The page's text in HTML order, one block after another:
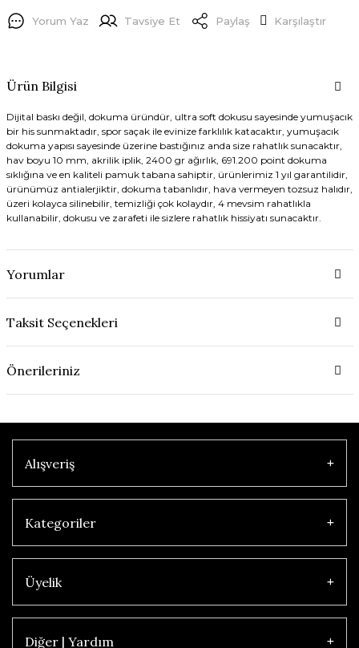
Yorum Yaz Tavsiye Et Paylaş Karşılaştır
Ürün Bilgisi
Dijital baskı değil, dokuma üründür, ultra soft dokusu sayesinde yumuşacık
bir his sunmaktadır, spor saçak ile evinize farklılık katacaktır, yumuşacık
dokuma yapısı sayesinde üzerine bastığınız anda size rahatlık sunacaktır,
hav boyu 10 mm, akrilik iplik, 2400 gr ağırlık, 691.200 point dokuma
sıklığına ve en kaliteli pamuk tabana sahiptir, ürünlerimiz 1 yıl garantilidir,
ürünümüz antialerjiktir, dokuma tabanlıdır, hava vermeyen tozsuz halıdır,
üzeri kolayca silinebilir, temizliği çok kolaydır, 4 mevsim rahatlıkla
kullanabilir, dokusu ve zarafeti ile sizlere rahatlık hissiyatı sunacaktır.
Yorumlar
Taksit Seçenekleri
Önerileriniz
Alışveriş
Kategoriler
Üyelik
Diğer | Yardım